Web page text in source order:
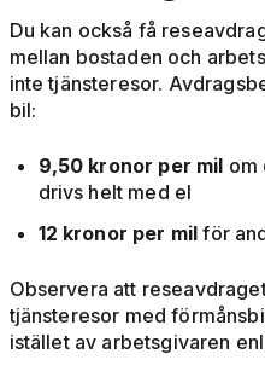
Du kan också få
mellan bostaden och
inte tjänsteresor.
bil:
9,50 kronor per mil om
drivs helt med el
12 kronor per milför
Observera att
tjänsteresor med
istället av arbetsgivaren